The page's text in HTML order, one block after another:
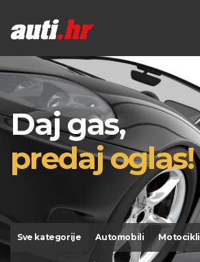
Daj gas,
predaj oglas!
Sve kategorije Automobili Motocikli